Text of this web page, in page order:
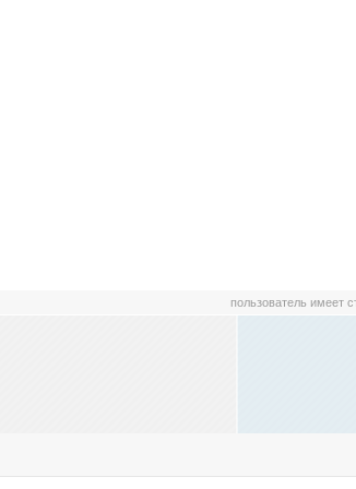
пользователь имеет